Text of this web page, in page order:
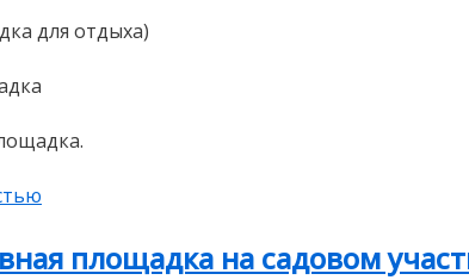
для отдыха)
площадка на садовом